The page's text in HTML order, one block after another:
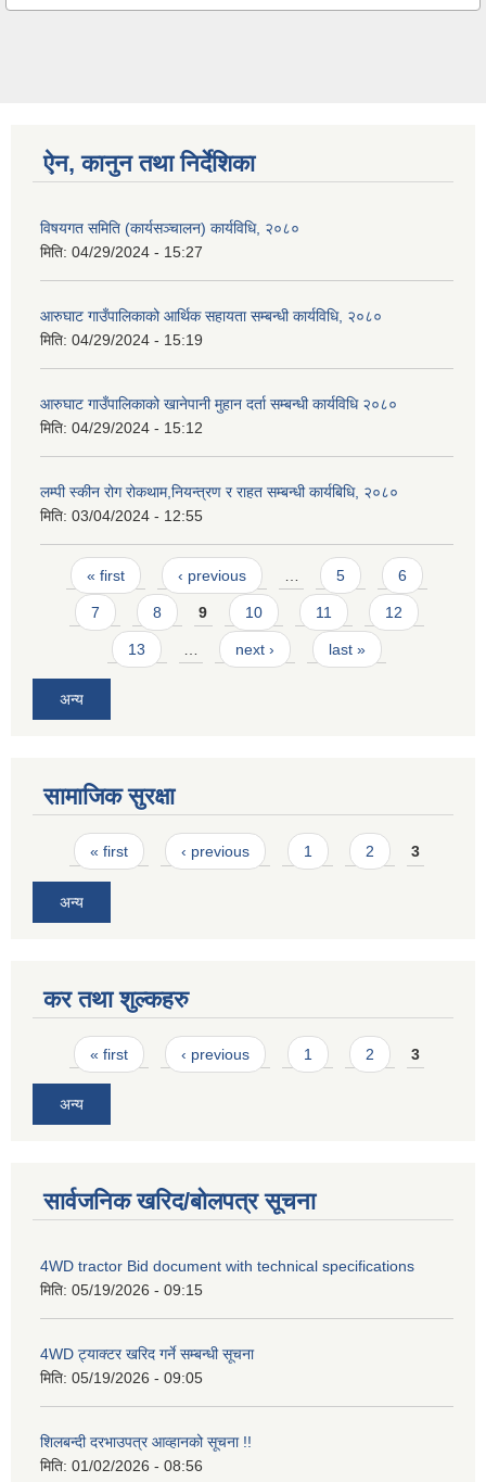
ऐन, कानुन तथा निर्देशिका
विषयगत समिति (कार्यसञ्चालन) कार्यविधि, २०८०
मिति: 04/29/2024 - 15:27
आरुघाट गाउँपालिकाको आर्थिक सहायता सम्बन्धी कार्यविधि, २०८०
मिति: 04/29/2024 - 15:19
आरुघाट गाउँपालिकाको खानेपानी मुहान दर्ता सम्बन्धी कार्यविधि २०८०
मिति: 04/29/2024 - 15:12
लम्पी स्कीन रोग रोकथाम,नियन्त्रण र राहत सम्बन्धी कार्यबिधि, २०८०
मिति: 03/04/2024 - 12:55
Pages
« first ‹ previous 5 6
7 8 9 10 11 12
13 next › last »
अन्य
सामाजिक सुरक्षा
Pages
« first ‹ previous 1 2 3
अन्य
कर तथा शुल्कहरु
Pages
« first ‹ previous 1 2 3
अन्य
सार्वजनिक खरिद/बोलपत्र सूचना
4WD tractor Bid document with technical specifications
मिति: 05/19/2026 - 09:15
4WD ट्याक्टर खरिद गर्ने सम्बन्धी सूचना
मिति: 05/19/2026 - 09:05
शिलबन्दी दरभाउपत्र आव्हानको सूचना !!
मिति: 01/02/2026 - 08:56